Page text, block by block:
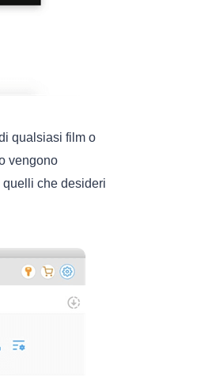
qualsiasi film o
vengono
che desideri